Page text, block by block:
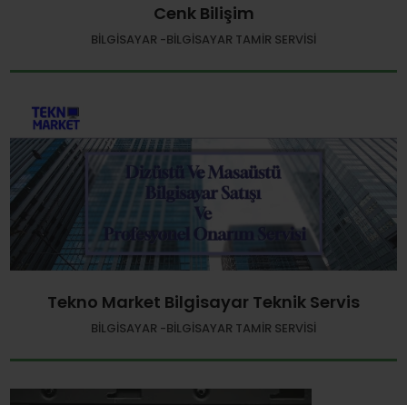
Cenk Bilişim
BILGISAYAR -BILGISAYAR TAMIR SERVISI
Tekno Market Bilgisayar Teknik Servis
BILGISAYAR -BILGISAYAR TAMIR SERVISI